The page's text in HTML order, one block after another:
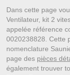
Dans cette page
Ventilateur, kit 2
appelée référence
0020238828. Cette
nomenclature
page des pièces
également trouver